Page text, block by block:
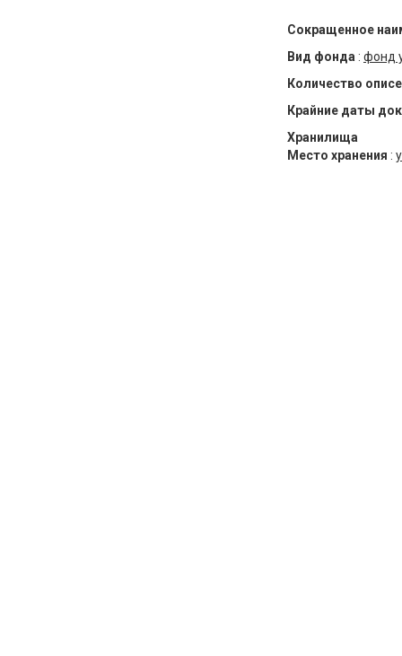
Сокращенное
Вид фонда : фонд
Количество
Крайние даты
Хранилища
Место хранения :